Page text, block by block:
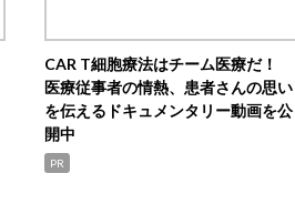
CAR T細胞療法はチーム医療だ！
医療従事者の情熱、患者さんの思い
を伝えるドキュメンタリー動画を公
開中
PR